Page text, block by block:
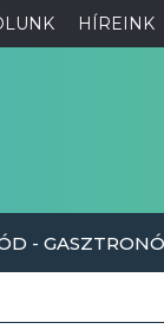
HÍREINK
-